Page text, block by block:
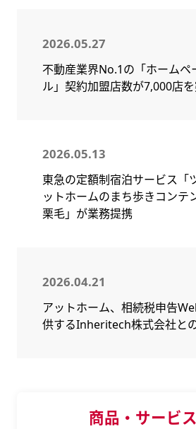
2026.05.27
不動産業界No.1の「ホームペ
ル」契約加盟店数が7,000店
2026.05.13
東急の定額制宿泊サービス「
ットホームのまち歩きコンテ
栗毛」が業務提携
2026.04.21
アットホーム、相続税申告
供するInheritech株式会社と
商品・サービ